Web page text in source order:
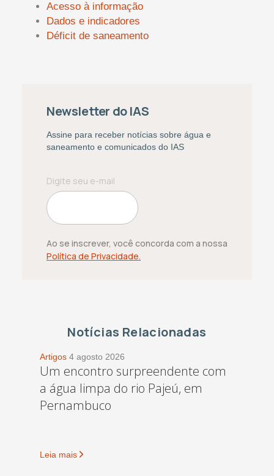
Acesso à informação
Dados e indicadores
Déficit de saneamento
Newsletter do IAS
Assine para receber notícias sobre água e
saneamento e comunicados do IAS
Ao se inscrever, você concorda com a nossa
Política de Privacidade.
Notícias Relacionadas
Artigos 4 agosto 2026
Um encontro surpreendente com
a água limpa do rio Pajeú, em
Pernambuco
Leia mais